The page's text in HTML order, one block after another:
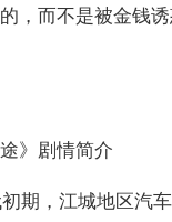
，而不是被金钱
剧情简介
，江城地区汽车